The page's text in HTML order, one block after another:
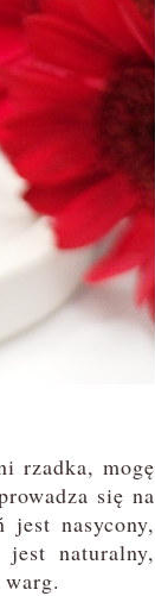
rzadka, mogę
się na
nasycony,
naturalny,